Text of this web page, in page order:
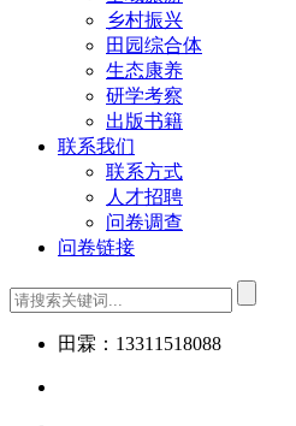
乡村振兴
田园综合体
生态康养
研学考察
出版书籍
联系我们
联系方式
人才招聘
问卷调查
问卷链接
田霖：13311518088